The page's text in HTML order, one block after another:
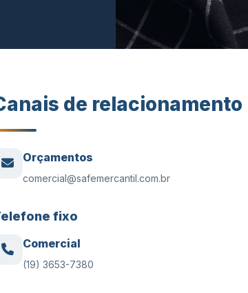
de relacionamento
Orçamentos
comercial@safemercantil.com.br
fixo
Comercial
(19) 3653-7380